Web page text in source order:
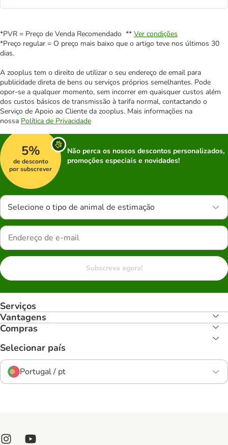
*PVR = Preço de Venda Recomendado ** Ver condições
*Preço regular = O preço mais baixo que o artigo teve nos últimos 30
dias.
A zooplus tem o direito de utilizar o seu endereço de email para
publicidade direta de bens ou serviços próprios semelhantes. Pode
opor-se a qualquer momento, sem incorrer em quaisquer custos além
dos custos básicos de transmissão à tarifa normal, contactando o
Serviço de Apoio ao Cliente da zooplus. Mais informações na
nossa Política de Privacidade
5%
de desconto
por subscrever
Não perca os nossos descontos personalizados,
promoções especiais e novidades!
Selecione o tipo de animal de estimação
Subscreva agora!
Serviços
Vantagens
Compras
Selecionar país
Portugal / pt